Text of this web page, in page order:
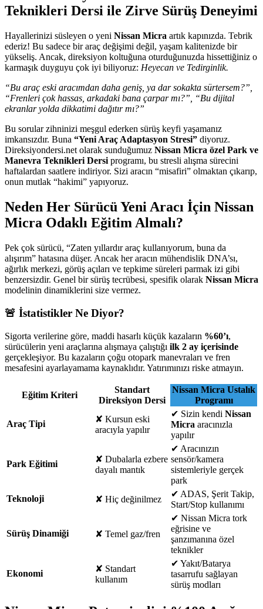
Teknikleri Dersi ile Zirve Sürüş Deneyimi
Hayallerinizi süsleyen o yeni Nissan Micra artık kapınızda. Tebrik
ederiz! Bu sadece bir araç değişimi değil, yaşam kalitenizde bir
yükseliş. Ancak, direksiyon koltuğuna oturduğunuzda hissettiğiniz o
karmaşık duyguyu çok iyi biliyoruz: Heyecan ve Tedirginlik.
“Bu araç eski aracımdan daha geniş, ya dar sokakta sürtersem?”,
“Frenleri çok hassas, arkadaki bana çarpar mı?”, “Bu dijital
ekranlar yolda dikkatimi dağıtır mı?”
Bu sorular zihninizi meşgul ederken sürüş keyfi yaşamanız
imkansızdır. Buna “Yeni Araç Adaptasyon Stresi” diyoruz.
Direksiyondersi.net olarak sunduğumuz Nissan Micra özel Park ve
Manevra Teknikleri Dersi programı, bu stresli alışma sürecini
haftalardan saatlere indiriyor. Sizi aracın “misafiri” olmaktan çıkarıp,
onun mutlak “hakimi” yapıyoruz.
Neden Her Sürücü Yeni Aracı İçin Nissan
Micra Odaklı Eğitim Almalı?
Pek çok sürücü, “Zaten yıllardır araç kullanıyorum, buna da
alışırım” hatasına düşer. Ancak her aracın mühendislik DNA’sı,
ağırlık merkezi, görüş açıları ve tepkime süreleri parmak izi gibi
benzersizdir. Genel bir sürüş tecrübesi, spesifik olarak Nissan Micra
modelinin dinamiklerini size vermez.
🚨 İstatistikler Ne Diyor?
Sigorta verilerine göre, maddi hasarlı küçük kazaların %60’ı,
sürücülerin yeni araçlarına alışmaya çalıştığı ilk 2 ay içerisinde
gerçekleşiyor. Bu kazaların çoğu otopark manevraları ve fren
mesafesini ayarlayamama kaynaklıdır. Yatırımınızı riske atmayın.
Eğitim Kriteri
Standart
Direksiyon Dersi
Nissan Micra Ustalık
Programı
Araç Tipi ✘ Kursun eski
aracıyla yapılır
✔ Sizin kendi Nissan
Micra aracınızla
yapılır
Park Eğitimi ✘ Dubalarla ezbere
dayalı mantık
✔ Aracınızın
sensör/kamera
sistemleriyle gerçek
park
Teknoloji
✘ Hiç değinilmez
✔ ADAS, Şerit Takip,
Start/Stop kullanımı
Sürüş Dinamiği ✘ Temel gaz/fren
✔ Nissan Micra tork
eğrisine ve
şanzımanına özel
teknikler
Ekonomi ✘ Standart
kullanım
✔ Yakıt/Batarya
tasarrufu sağlayan
sürüş modları